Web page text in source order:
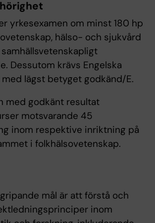
yrkesexamen om minst 180 hp
hälso- och sjukvård
Dessutom krävs Engelska
med lägst betyget godkänd/E.
med godkänt resultat
motsvarande 45
inom respektive inriktning på
i folkhälsovetenskap.
mål är att förstå och
inom